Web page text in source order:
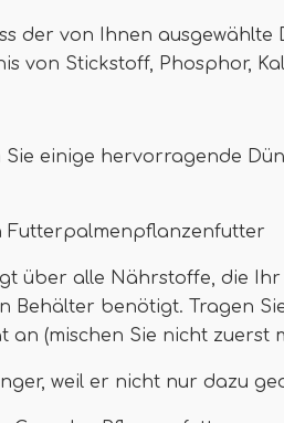
der von Ihnen
von Stickstoff, Phosphor,
Sie einige hervorragende
Futterpalmenpflanzenfutter
über alle Nährstoffe, die Ihr
Behälter benötigt. Tragen
(mischen Sie nicht zuerst
weil er nicht nur dazu